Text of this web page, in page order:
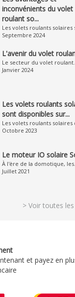
inconvénients du volet
roulant so...
Les volets roulants solaires
Septembre 2024
L'avenir du volet
Le secteur du volet
Janvier 2024
Les volets roulants
sont disponibles sur...
Les volets roulants solaires
Octobre 2023
Le moteur IO solaire
À l'ère de la domotique,
Juillet 2021
> Voir toutes
et payez en